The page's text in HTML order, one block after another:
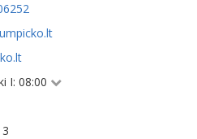
I: 08:00